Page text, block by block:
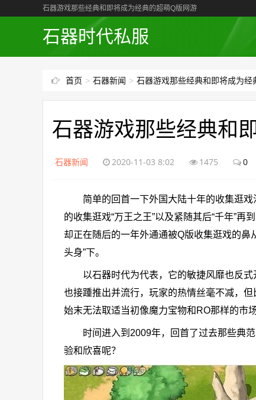
石器游戏那些经典和即将成为经典的超萌Q版网游
石器时代私服
首页 > 石器新闻 > 石器游戏那些经典和即将成为经
石器游戏那些经典和
石器新闻 2020-11-03 8:02 1475 0
简单的回首一下外国大陆十年的收集逛戏
的收集逛戏“万王之王”以及紧随其后“千年”
却正在随后的一年外通通被Q版收集逛戏的鼻
头身”下。
以石器时代为代表，它的敏捷风靡也反式
也接踵推出并流行，玩家的热情丝毫不减，
始末无法取适当初像魔力宝物和RO那样的市场
时间进入到2009年，回首了过去那些典范
验和欣喜呢？